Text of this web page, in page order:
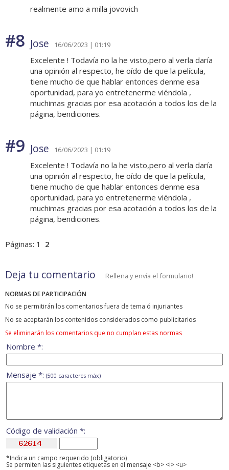
realmente amo a milla jovovich
#8 Jose 16/06/2023 | 01:19
Excelente ! Todavía no la he visto,pero al verla daría
una opinión al respecto, he oído de que la película,
tiene mucho de que hablar entonces denme esa
oportunidad, para yo entretenerme viéndola ,
muchimas gracias por esa acotación a todos los de la
página, bendiciones.
#9 Jose 16/06/2023 | 01:19
Excelente ! Todavía no la he visto,pero al verla daría
una opinión al respecto, he oído de que la película,
tiene mucho de que hablar entonces denme esa
oportunidad, para yo entretenerme viéndola ,
muchimas gracias por esa acotación a todos los de la
página, bendiciones.
Páginas: 1 2
Deja tu comentario Rellena y envía el formulario!
NORMAS DE PARTICIPACIÓN
No se permitirán los comentarios fuera de tema ó injuriantes
No se aceptarán los contenidos considerados como publicitarios
Se eliminarán los comentarios que no cumplan estas normas
Nombre *:
Mensaje *: (500 caracteres máx)
Código de validación *:
*Indica un campo requerido (obligatorio)
Se permiten las siguientes etiquetas en el mensaje <b> <i> <u>